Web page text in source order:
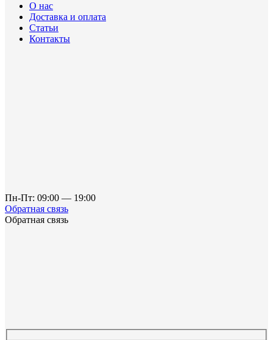
О нас
Доставка и оплата
Статьи
Контакты
Пн-Пт: 09:00 — 19:00
Обратная связь
Обратная связь